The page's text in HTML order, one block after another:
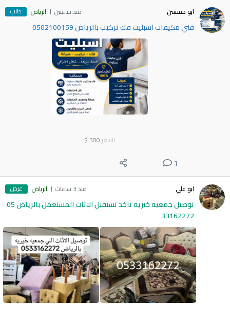
ابو حسسن منذ ساعتين الرياض طلب
فني مكيفات اسبليت فك تركيب بالرياض 0502100159
السعر 300
$
1
ابو علي منذ 3 ساعات الرياض عرض
توصيل جمعيه خيريه تاخذ تستقبل الاثاث المستعمل بالرياض 05
33162272